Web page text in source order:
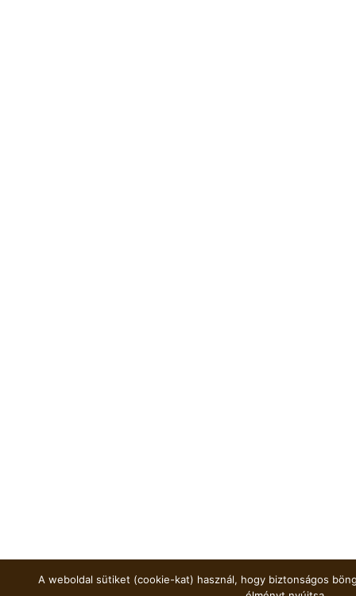
A weboldal sütiket (cookie-kat) használ, hogy biztonságos